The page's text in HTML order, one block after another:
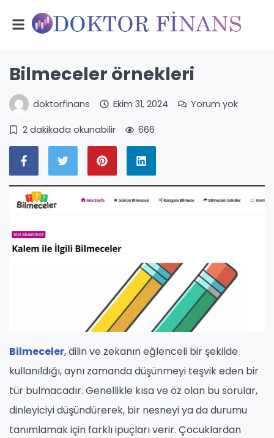
Bilmeceler örnekleri
doktorfinans Ekim 31, 2024 Yorum yok
2 dakikada okunabilir 666
Bilmeceler, dilin ve zekanın eğlenceli bir şekilde
kullanıldığı, aynı zamanda düşünmeyi teşvik eden bir
tür bulmacadır. Genellikle kısa ve öz olan bu sorular,
dinleyiciyi düşündürerek, bir nesneyi ya da durumu
tanımlamak için farklı ipuçları verir. Çocuklardan